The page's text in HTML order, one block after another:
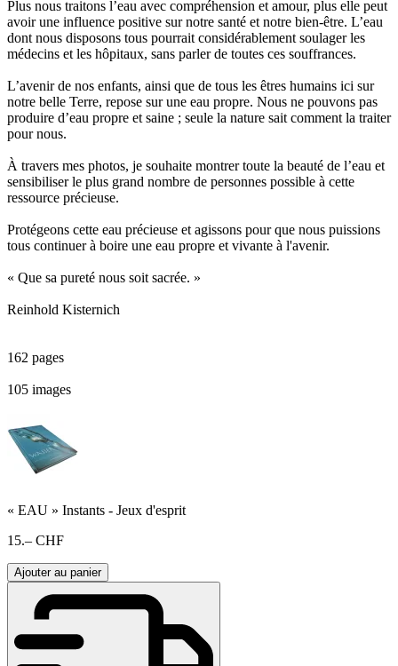
Plus nous traitons l’eau avec compréhension et amour, plus elle peut
avoir une influence positive sur notre santé et notre bien-être. L’eau
dont nous disposons tous pourrait considérablement soulager les
médecins et les hôpitaux, sans parler de toutes ces souffrances.
L’avenir de nos enfants, ainsi que de tous les êtres humains ici sur
notre belle Terre, repose sur une eau propre. Nous ne pouvons pas
produire d’eau propre et saine ; seule la nature sait comment la traiter
pour nous.
À travers mes photos, je souhaite montrer toute la beauté de l’eau et
sensibiliser le plus grand nombre de personnes possible à cette
ressource précieuse.
Protégeons cette eau précieuse et agissons pour que nous puissions
tous continuer à boire une eau propre et vivante à l'avenir.
« Que sa pureté nous soit sacrée. »
Reinhold Kisternich
162 pages
105 images
« EAU » Instants - Jeux d'esprit
15.– CHF
Ajouter au panier